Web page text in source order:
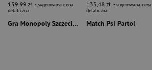
159,99 zł - sugerowana cena
detaliczna
Gra Monopoly Szczecin edycja miejska
133,48 zł - sugerowana cena
detaliczna
Match Psi Partol